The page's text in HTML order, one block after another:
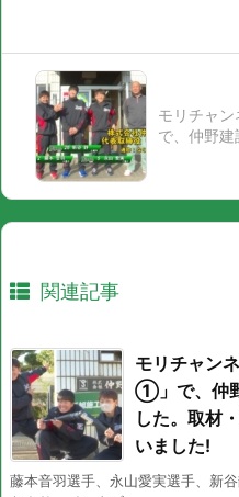
モリチャ
で、仲野建
関連記事
モリチャン
①」で、仲
した。取材
いました!
藤本音羽選手、永山愛実選手、新